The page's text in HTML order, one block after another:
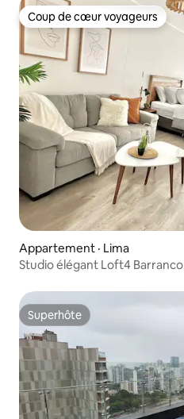
Coup de cœur voyageurs
Coup de cœur voyageurs
Appartement · Lima
Studio élégant Loft4 Barranco
Superhôte
Superhôte